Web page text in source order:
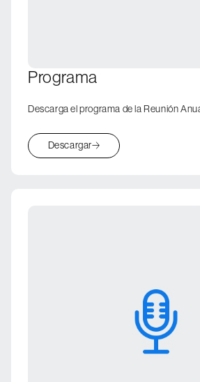
Programa
Descarga el programa de la Reunión
Descargar